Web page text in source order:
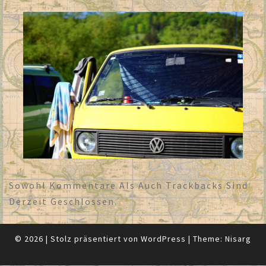
Sowohl Kommentare Als Auch Trackbacks Sind
Derzeit Geschlossen.
© 2026 | Stolz präsentiert von WordPress | Theme: Nisarg